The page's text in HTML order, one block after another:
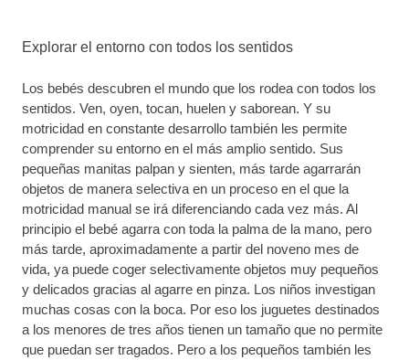
Explorar el entorno con todos los sentidos
Los bebés descubren el mundo que los rodea con todos los
sentidos. Ven, oyen, tocan, huelen y saborean. Y su
motricidad en constante desarrollo también les permite
comprender su entorno en el más amplio sentido. Sus
pequeñas manitas palpan y sienten, más tarde agarrarán
objetos de manera selectiva en un proceso en el que la
motricidad manual se irá diferenciando cada vez más. Al
principio el bebé agarra con toda la palma de la mano, pero
más tarde, aproximadamente a partir del noveno mes de
vida, ya puede coger selectivamente objetos muy pequeños
y delicados gracias al agarre en pinza. Los niños investigan
muchas cosas con la boca. Por eso los juguetes destinados
a los menores de tres años tienen un tamaño que no permite
que puedan ser tragados. Pero a los pequeños también les